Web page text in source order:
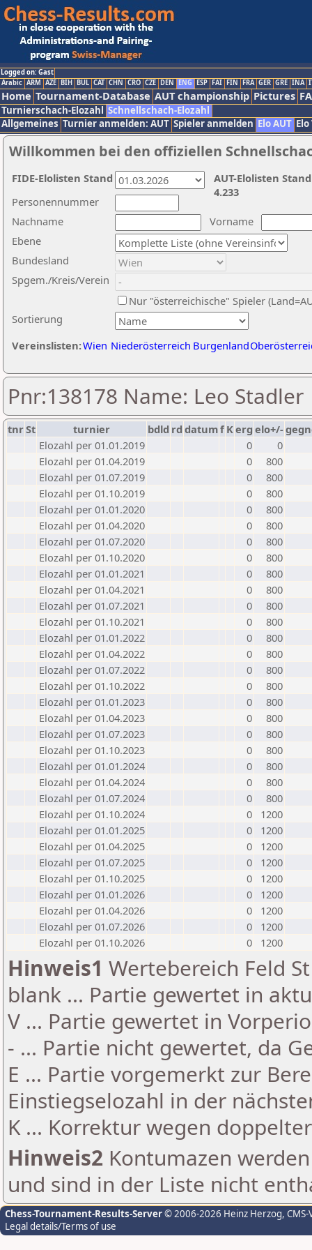
Logged on: Gast
Arabic ARM AZE BIH BUL CAT CHN CRO CZE DEN ENG ESP FAI FIN FRA GER GRE INA
Home Tournament-Database AUT championship Pictures
Turnierschach-Elozahl Schnellschach-Elozahl
Allgemeines Turnier anmelden: AUT Spieler anmelden Elo AUT
Willkommen bei den offiziellen
Nachname
Vorname
Ebene
Sortierung
Personennummer
Bundesland
Spgem./Kreis/Verein
Nur "österreichische" Spieler
Vereinslisten:Wien Niederösterreich Burgenland
AUT-Elolisten
4.233
FIDE-Elolisten Stand
Pnr:138178 Name: Leo Stadler
tnrSt turnier bdld rd datumf Kerg elo+/-
Elozahl per 01.01.2019
0
0
Elozahl per 01.04.2019
0
800
Elozahl per 01.07.2019
0
800
Elozahl per 01.10.2019
0
800
Elozahl per 01.01.2020
0
800
Elozahl per 01.04.2020
0
800
Elozahl per 01.07.2020
0
800
Elozahl per 01.10.2020
0
800
Elozahl per 01.01.2021
0
800
Elozahl per 01.04.2021
0
800
Elozahl per 01.07.2021
0
800
Elozahl per 01.10.2021
0
800
Elozahl per 01.01.2022
0
800
Elozahl per 01.04.2022
0
800
Elozahl per 01.07.2022
0
800
Elozahl per 01.10.2022
0
800
Elozahl per 01.01.2023
0
800
Elozahl per 01.04.2023
0
800
Elozahl per 01.07.2023
0
800
Elozahl per 01.10.2023
0
800
Elozahl per 01.01.2024
0
800
Elozahl per 01.04.2024
0
800
Elozahl per 01.07.2024
0
800
Elozahl per 01.10.2024
0
1200
Elozahl per 01.01.2025
0
1200
Elozahl per 01.04.2025
0
1200
Elozahl per 01.07.2025
0
1200
Elozahl per 01.10.2025
0
1200
Elozahl per 01.01.2026
0
1200
Elozahl per 01.04.2026
0
1200
Elozahl per 01.07.2026
0
1200
Elozahl per 01.10.2026
0 1200
Hinweis1 Wertebereich Feld
blank ... Partie gewertet in
V ... Partie gewertet in
- ... Partie nicht gewertet, da
E ... Partie vorgemerkt zur
Einstiegselozahl in der
K ... Korrektur wegen
Hinweis2 Kontumazen
und sind in der Liste nicht
Chess-Tournament-Results-Server© 2006-2026 Heinz Herzog,
Legal details/Terms of use